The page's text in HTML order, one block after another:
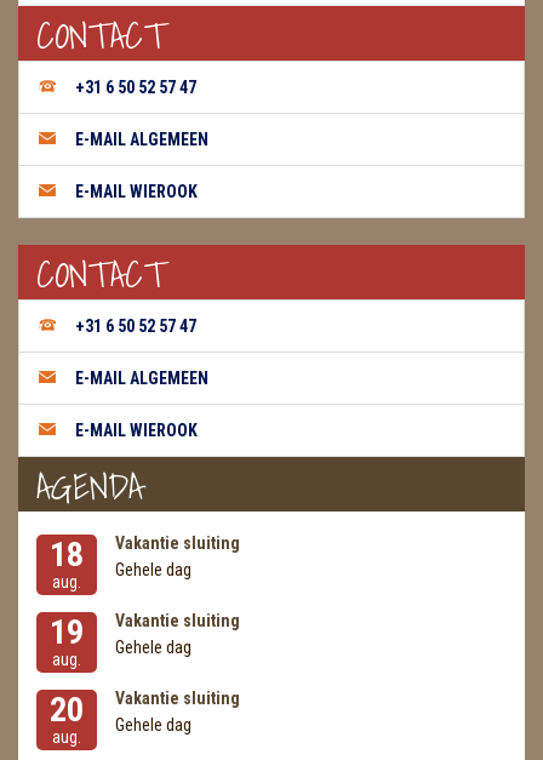
ZAKJES WATER ELIXERS
CONTACT
+31 6 50 52 57 47
E-MAIL ALGEMEEN
E-MAIL WIEROOK
CONTACT
+31 6 50 52 57 47
E-MAIL ALGEMEEN
E-MAIL WIEROOK
AGENDA
18
aug.
Vakantie sluiting
Gehele dag
19
aug.
Vakantie sluiting
Gehele dag
20
aug.
Vakantie sluiting
Gehele dag